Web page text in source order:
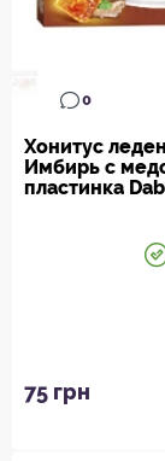
0
Хонитус
Имбирь с
пластинка
75 грн